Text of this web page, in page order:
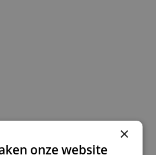
×
onze website